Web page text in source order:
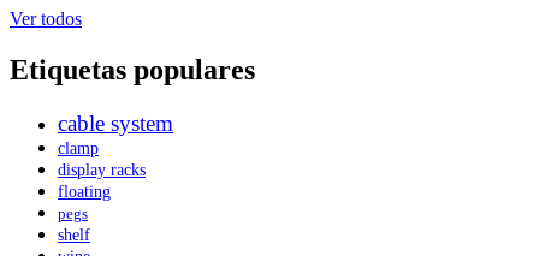
Ver todos
Etiquetas populares
cable system
clamp
display racks
floating
pegs
shelf